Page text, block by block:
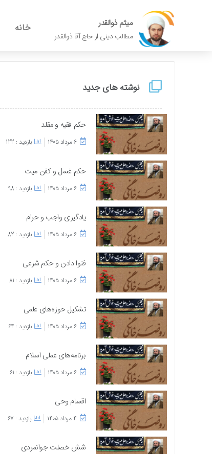
میثم ذوالقدر
مطالب دینی از حاج آقا ذوالقدر
خانه
نوشته های جدید
حکم فقیه و مقلد
۶ مرداد ۱۴۰۵ بازدید : 122
حکم غسل و کفن میت
۶ مرداد ۱۴۰۵ بازدید : 98
یادگیری واجب و حرام
۶ مرداد ۱۴۰۵ بازدید : 82
فتوا دادن و حکم شرعی
۶ مرداد ۱۴۰۵ بازدید : 81
تشکیل حوزه‌های علمی
۶ مرداد ۱۴۰۵ بازدید : 64
برنامه‌های عملی اسلام
۶ مرداد ۱۴۰۵ بازدید : 61
اقسام وحی
۴ مرداد ۱۴۰۵ بازدید : 67
شش خصلت جوانمردی